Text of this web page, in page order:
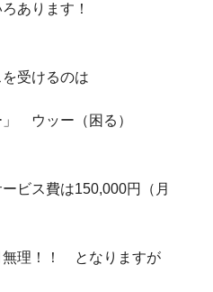
あります！
を受けるのは
」 ウッー（困る）
ビス費は150,000円（月
理！！ となりますが